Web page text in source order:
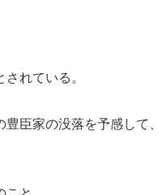
れている。
臣家の没落を予感して